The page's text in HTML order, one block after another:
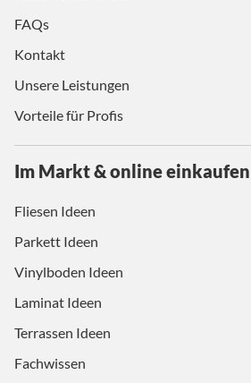
FAQs
Kontakt
Unsere Leistungen
Vorteile für Profis
Im Markt & online einkaufen
Fliesen Ideen
Parkett Ideen
Vinylboden Ideen
Laminat Ideen
Terrassen Ideen
Fachwissen